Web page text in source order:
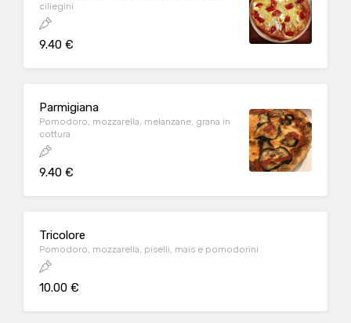
ciliegini
9.40 €
Parmigiana
Pomodoro, mozzarella, melanzane, grana in
cottura
9.40 €
Tricolore
Pomodoro, mozzarella, piselli, mais e pomodorini
10.00 €